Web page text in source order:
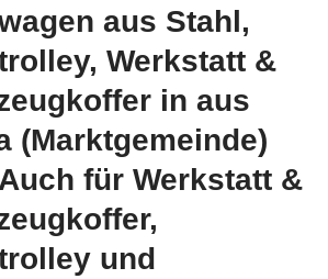
aus Stahl,
Werkstatt &
in aus
(Marktgemeinde)
für Werkstatt &
und